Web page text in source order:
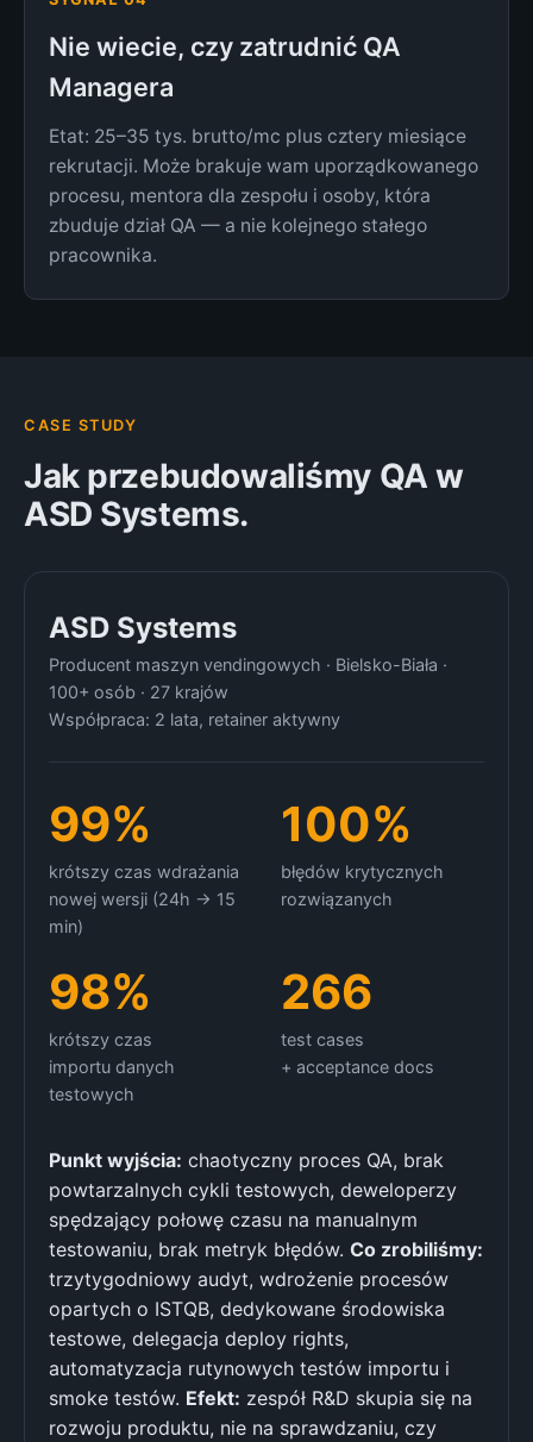
Nie wiecie, czy zatrudnić QA
Managera
Etat: 25–35 tys. brutto/mc plus cztery miesiące
rekrutacji. Może brakuje wam uporządkowanego
procesu, mentora dla zespołu i osoby, która
zbuduje dział QA — a nie kolejnego stałego
pracownika.
CASE STUDY
Jak przebudowaliśmy QA w
ASD Systems.
ASD Systems
Producent maszyn vendingowych · Bielsko-Biała ·
100+ osób · 27 krajów
Współpraca: 2 lata, retainer aktywny
99%
krótszy czas wdrażania
nowej wersji (24h → 15
min)
100%
błędów krytycznych
rozwiązanych
98%
krótszy czas
importu danych
testowych
266
test cases
+ acceptance docs
Punkt wyjścia: chaotyczny proces QA, brak
powtarzalnych cykli testowych, deweloperzy
spędzający połowę czasu na manualnym
testowaniu, brak metryk błędów. Co zrobiliśmy:
trzytygodniowy audyt, wdrożenie procesów
opartych o ISTQB, dedykowane środowiska
testowe, delegacja deploy rights,
automatyzacja rutynowych testów importu i
smoke testów. Efekt: zespół R&D skupia się na
rozwoju produktu, nie na sprawdzaniu, czy